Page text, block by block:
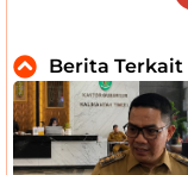
Berita Terkait